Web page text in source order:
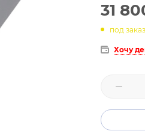
31
под заказ
Хочу